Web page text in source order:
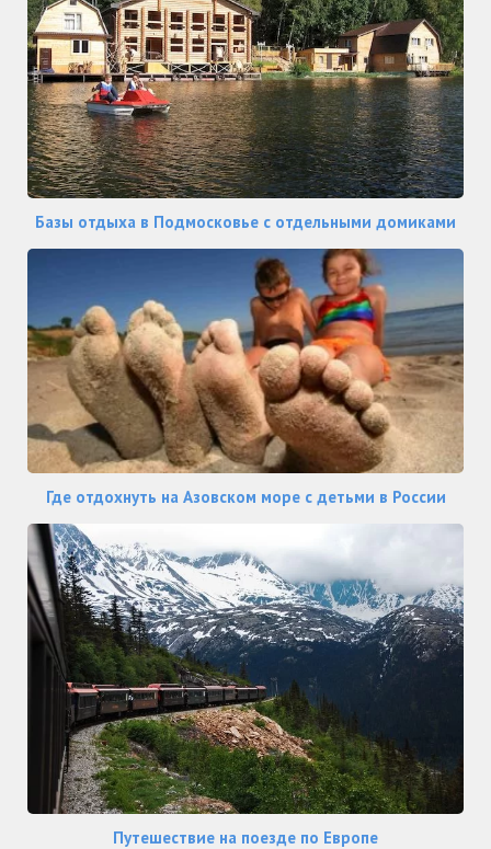
Базы отдыха в Подмосковье с отдельными домиками
Где отдохнуть на Азовском море с детьми в России
Путешествие на поезде по Европе